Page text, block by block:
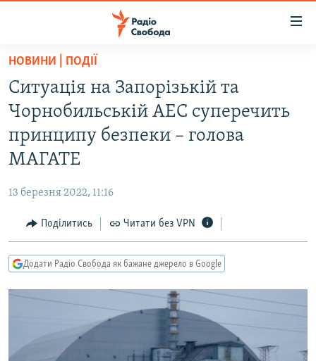
Перейти
основного
матеріалу
Перейти
до
основної
Перейти
пошуку
ВСЕ ЗА ДОБУ
СТАТТІ
ПОЛІТИКА
СУСПІЛЬСТВО
КУЛЬТУРА
СПОРТ
ВІЙНА
ДОНБАС.РЕАЛІЇ
КРИМ.РЕАЛІЇ
ТИ ЯК?
КИТАЙ.ВИКЛИКИ
МУЛЬТИМЕДІА
ФОТО
НОВИНИ | ПОДІЇ
Ситуація на Запорізькій та
Чорнобильській АЕС суперечить
принципу безпеки – голова
МАГАТЕ
13 березня 2022, 11:16
Поділитись Читати без VPN
Додати Радіо Свобода як бажане джерело в Google